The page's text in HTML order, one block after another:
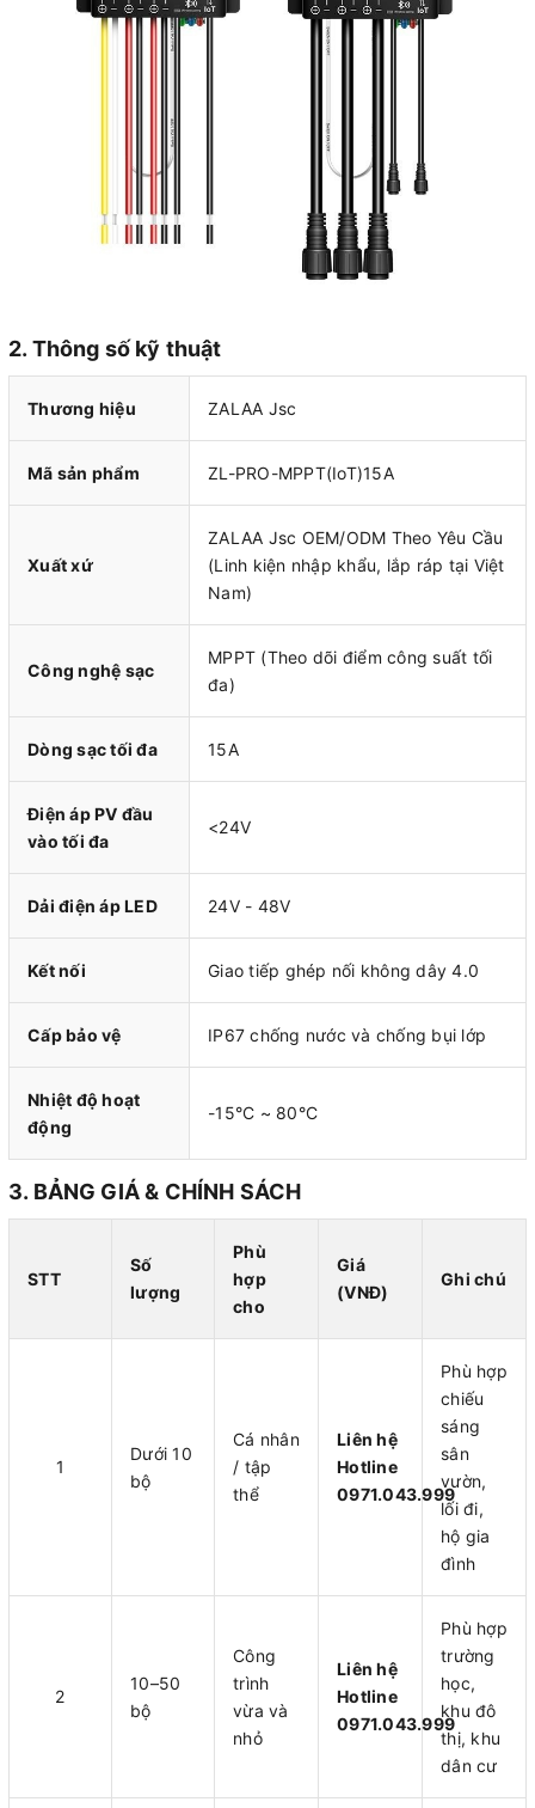
2. Thông số kỹ thuật
Thương hiệu ZALAA Jsc
Mã sản phẩm ZL-PRO-MPPT(IoT)15A
Xuất xứ
ZALAA Jsc OEM/ODM Theo Yêu Cầu
(Linh kiện nhập khẩu, lắp ráp tại Việt
Nam)
Công nghệ sạc
MPPT (Theo dõi điểm công suất tối
đa)
Dòng sạc tối đa 15A
Điện áp PV đầu
vào tối đa
<24V
Dải điện áp LED 24V - 48V
Kết nối Giao tiếp ghép nối không dây 4.0
Cấp bảo vệ IP67 chống nước và chống bụi lớp
Nhiệt độ hoạt
động
-15°C ~ 80°C
3. BẢNG GIÁ & CHÍNH SÁCH
STT
Số
lượng
Phù
hợp
cho
Giá
(VNĐ)
Ghi chú
1
Dưới 10
bộ
Cá nhân
/ tập
thể
Liên hệ
Hotline
0971.043.999
Phù hợp
chiếu
sáng
sân
vườn,
lối đi,
hộ gia
đình
2
10–50
bộ
Công
trình
vừa và
nhỏ
Liên hệ
Hotline
0971.043.999
Phù hợp
trường
học,
khu đô
thị, khu
dân cư